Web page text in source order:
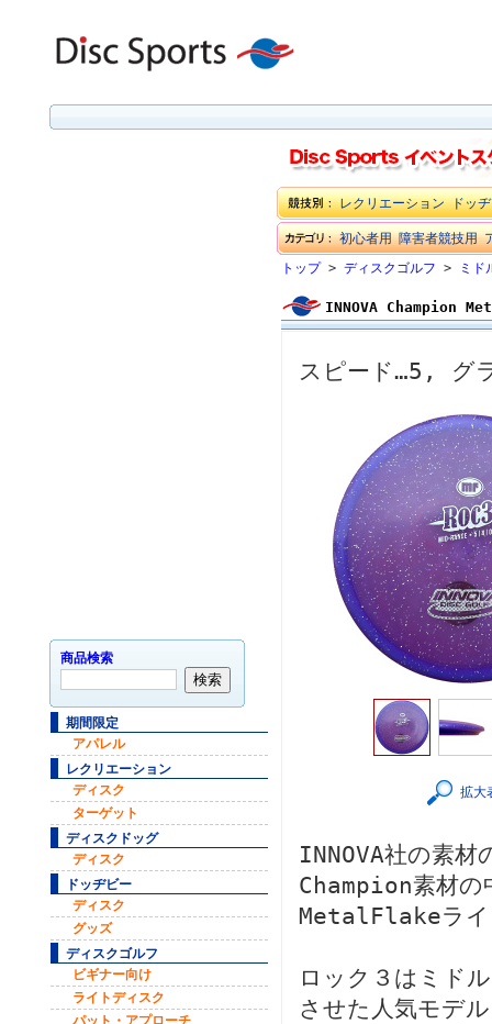
商品検索
期間限定
アパレル
レクリエーション
ディスク
ターゲット
ディスクドッグ
ディスク
ドッヂビー
ディスク
グッズ
ディスクゴルフ
ビギナー向け
ライトディスク
パット・アプローチ
レクリエーション ドッ
初心者用 障害者競技用
トップ> ディスクゴルフ > ミド
INNOVA Champion
スピード…5, グ
拡大
INNOVA社の素材
Champion素材
MetalFlakeライ
ロック３はミド
させた人気モデ